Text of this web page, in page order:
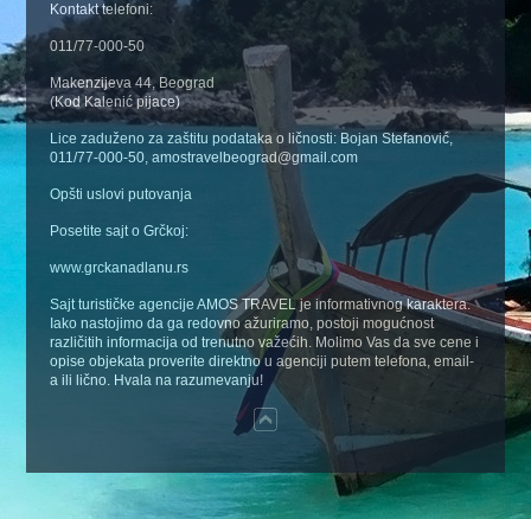
Kontakt telefoni:
011/77-000-50
Makenzijeva 44, Beograd
(Kod Kalenić pijace)
Lice zaduženo za zaštitu podataka o ličnosti: Bojan Stefanović,
011/77-000-50, amostravelbeograd@gmail.com
Opšti uslovi putovanja
Posetite sajt o Grčkoj:
www.grckanadlanu.rs
Sajt turističke agencije AMOS TRAVEL je informativnog karaktera.
Iako nastojimo da ga redovno ažuriramo, postoji mogućnost
različitih informacija od trenutno važećih. Molimo Vas da sve cene i
opise objekata proverite direktno u agenciji putem telefona, email-
a ili lično. Hvala na razumevanju!